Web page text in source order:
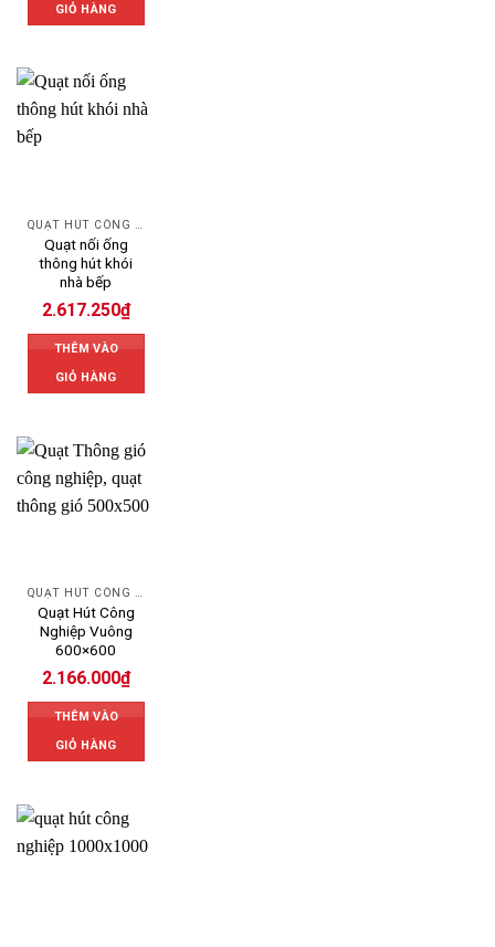
GIỎ HÀNG
QUẠT HÚT CÔNG NGHIỆP
Quạt nối ống
thông hút khói
nhà bếp
2.617.250₫
THÊM VÀO
GIỎ HÀNG
QUẠT HÚT CÔNG NGHIỆP
Quạt Hút Công
Nghiệp Vuông
600×600
2.166.000₫
THÊM VÀO
GIỎ HÀNG